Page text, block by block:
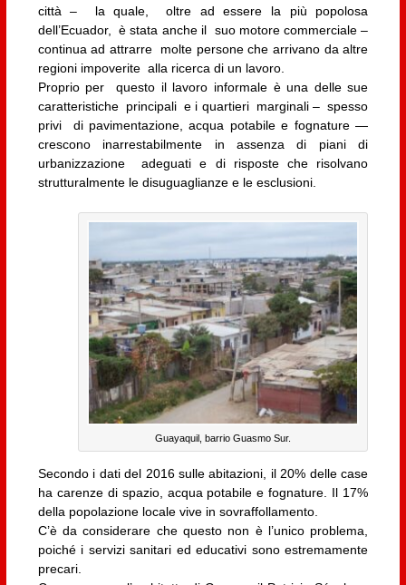
città – la quale, oltre ad essere la più popolosa
dell’Ecuador, è stata anche il suo motore commerciale –
continua ad attrarre molte persone che arrivano da altre
regioni impoverite alla ricerca di un lavoro.
Proprio per questo il lavoro informale è una delle sue
caratteristiche principali e i quartieri marginali – spesso
privi di pavimentazione, acqua potabile e fognature —
crescono inarrestabilmente in assenza di piani di
urbanizzazione adeguati e di risposte che risolvano
strutturalmente le disuguaglianze e le esclusioni.
Guayaquil, barrio Guasmo Sur.
Secondo i dati del 2016 sulle abitazioni, il 20% delle case
ha carenze di spazio, acqua potabile e fognature. Il 17%
della popolazione locale vive in sovraffollamento.
C’è da considerare che questo non è l’unico problema,
poiché i servizi sanitari ed educativi sono estremamente
precari.